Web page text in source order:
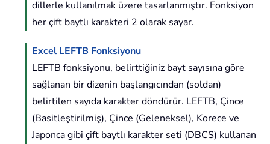
dillerle kullanılmak üzere tasarlanmıştır. Fonksiyon
her çift baytlı karakteri 2 olarak sayar.
Excel LEFTB Fonksiyonu
LEFTB fonksiyonu, belirttiğiniz bayt sayısına göre
sağlanan bir dizenin başlangıcından (soldan)
belirtilen sayıda karakter döndürür. LEFTB, Çince
(Basitleştirilmiş), Çince (Geleneksel), Korece ve
Japonca gibi çift baytlı karakter seti (DBCS) kullanan